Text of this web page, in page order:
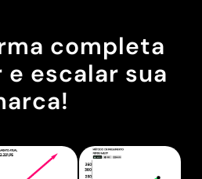
completa
escalar sua